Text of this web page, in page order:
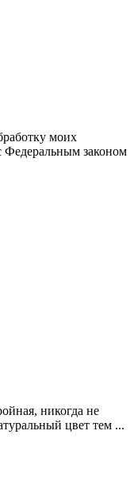
моих
Федеральным законом
никогда не
цвет тем ...